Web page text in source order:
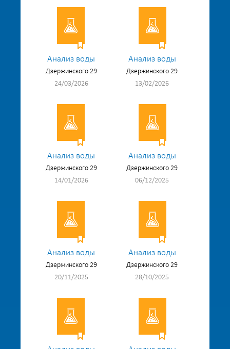
Анализ воды
Дзержинского 29
24/03/2026
Анализ воды
Дзержинского 29
13/02/2026
Анализ воды
Дзержинского 29
14/01/2026
Анализ воды
Дзержинского 29
06/12/2025
Анализ воды
Дзержинского 29
20/11/2025
Анализ воды
Дзержинского 29
28/10/2025